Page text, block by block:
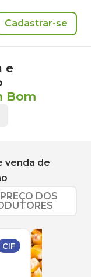
Cadastrar-se
e
Bom
venda de
DOS
CIF